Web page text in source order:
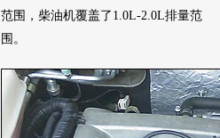
范围，柴油机覆盖了1.0L-2.0L排量范
围。